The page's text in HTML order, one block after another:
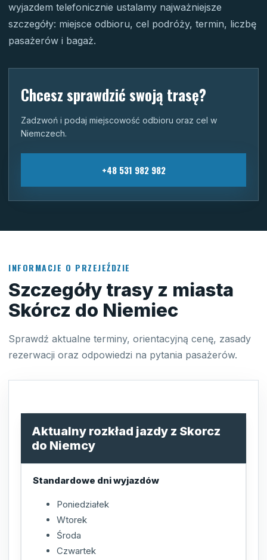
wyjazdem telefonicznie ustalamy najważniejsze
szczegóły: miejsce odbioru, cel podróży, termin, liczbę
pasażerów i bagaż.
Chcesz sprawdzić swoją trasę?
Zadzwoń i podaj miejscowość odbioru oraz cel w
Niemczech.
+48 531 982 982
INFORMACJE O PRZEJEŹDZIE
Szczegóły trasy z miasta
Skórcz do Niemiec
Sprawdź aktualne terminy, orientacyjną cenę, zasady
rezerwacji oraz odpowiedzi na pytania pasażerów.
Aktualny rozkład jazdy z Skorcz
do Niemcy
Standardowe dni wyjazdów
Poniedziałek
Wtorek
Środa
Czwartek